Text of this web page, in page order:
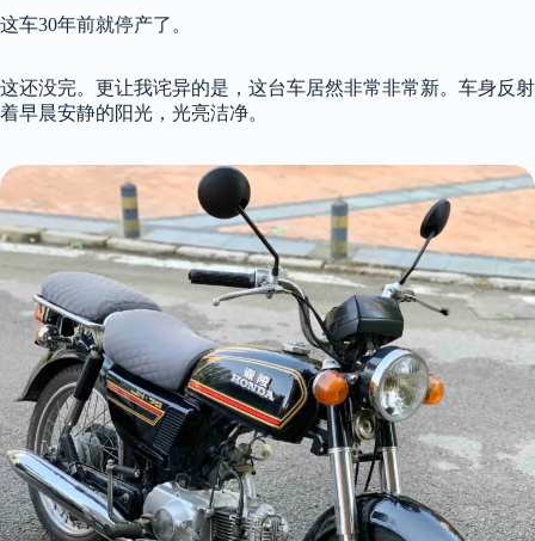
这车30年前就停产了。
这还没完。更让我诧异的是，这台车居然非常非常新。车身反射
着早晨安静的阳光，光亮洁净。